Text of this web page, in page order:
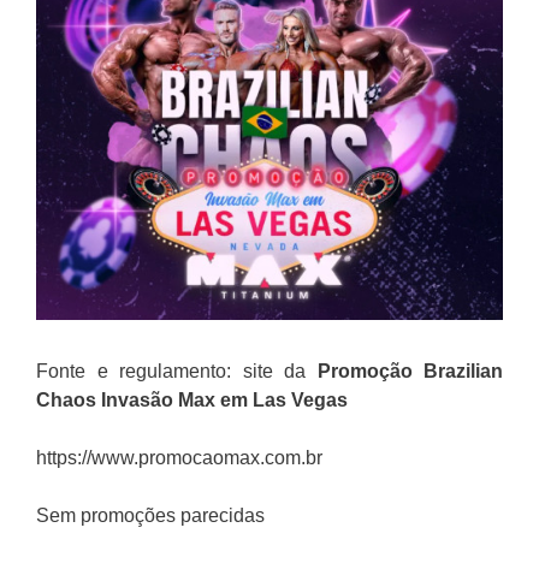
Fonte e regulamento: site da
Promoção Brazilian
Chaos Invasão Max em Las Vegas
https://www.promocaomax.com.br
Sem promoções parecidas